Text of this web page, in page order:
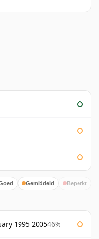
Gemiddeld Beperkt
1995 200546%